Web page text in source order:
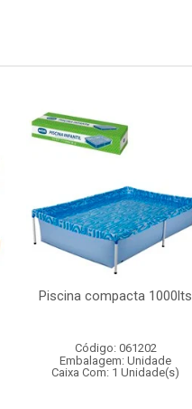
Piscina compacta 1000lts
Código: 061202
Embalagem: Unidade
Caixa Com: 1 Unidade(s)